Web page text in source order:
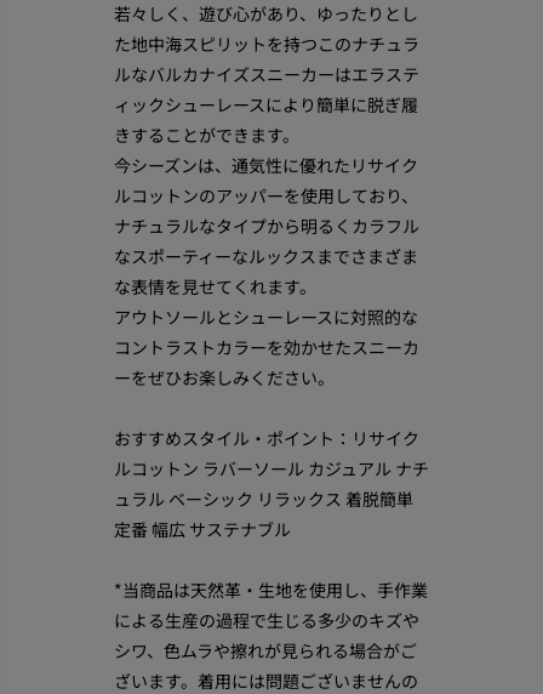
若々しく、遊び心があり、ゆったりとし
た地中海スピリットを持つこのナチュラ
ルなバルカナイズスニーカーはエラステ
ィックシューレースにより簡単に脱ぎ履
きすることができます。
今シーズンは、通気性に優れたリサイク
ルコットンのアッパーを使用しており、
ナチュラルなタイプから明るくカラフル
なスポーティーなルックスまでさまざま
な表情を見せてくれます。
アウトソールとシューレースに対照的な
コントラストカラーを効かせたスニーカ
ーをぜひお楽しみください。
おすすめスタイル・ポイント：リサイク
ルコットン ラバーソール カジュアル ナチ
ュラル ベーシック リラックス 着脱簡単
定番 幅広 サステナブル
*当商品は天然革・生地を使用し、手作業
による生産の過程で生じる多少のキズや
シワ、色ムラや擦れが見られる場合がご
ざいます。着用には問題ございませんの